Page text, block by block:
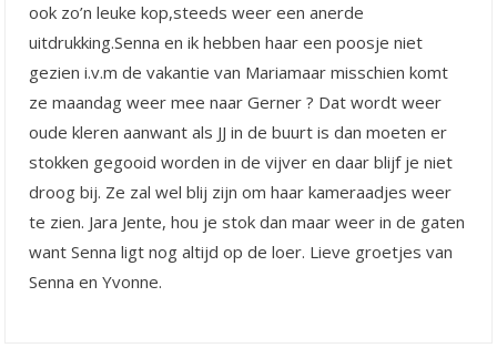
ook zo’n leuke kop,steeds weer een anerde
uitdrukking.Senna en ik hebben haar een poosje niet
gezien i.v.m de vakantie van Mariamaar misschien komt
ze maandag weer mee naar Gerner ? Dat wordt weer
oude kleren aanwant als JJ in de buurt is dan moeten er
stokken gegooid worden in de vijver en daar blijf je niet
droog bij. Ze zal wel blij zijn om haar kameraadjes weer
te zien. Jara Jente, hou je stok dan maar weer in de gaten
want Senna ligt nog altijd op de loer. Lieve groetjes van
Senna en Yvonne.